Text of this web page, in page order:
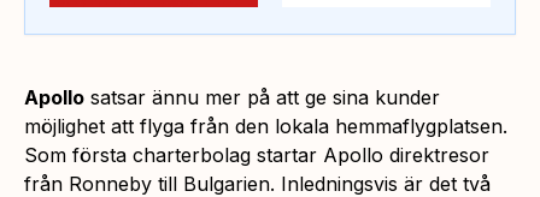
Apollo satsar ännu mer på att ge sina kunder
möjlighet att flyga från den lokala hemmaflygplatsen.
Som första charterbolag startar Apollo direktresor
från Ronneby till Bulgarien. Inledningsvis är det två